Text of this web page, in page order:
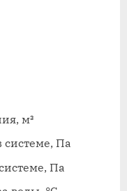
м³
системе, Па
Па